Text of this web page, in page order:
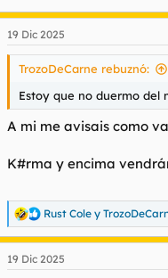
19 Dic 2025
TrozoDeCarne rebuznó:
Estoy que no duermo del
A mi me avisais como
K#rma y encima
R
e
a
c
Rust Cole y
19 Dic 2025